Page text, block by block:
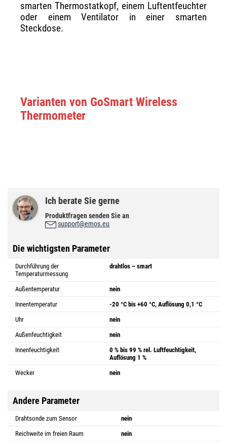
smarten Thermostatkopf, einem Luftentfeuchter
oder einem Ventilator in einer smarten
Steckdose.
Varianten von GoSmart Wireless
Thermometer
Ich berate Sie gerne
Produktfragen senden Sie an
support@emos.eu
Die wichtigsten Parameter
Durchführung der
Temperaturmessung
drahtlos – smart
Außentemperatur
nein
Innentemperatur
-20 °C bis +60 °C, Auflösung 0,1 °C
Uhr
nein
Außenfeuchtigkeit
nein
Innenfeuchtigkeit
0 % bis 99 % rel. Luftfeuchtigkeit,
Auflösung 1 %
Wecker
nein
Andere Parameter
Drahtsonde zum Sensor
nein
Reichweite im freien Raum
nein